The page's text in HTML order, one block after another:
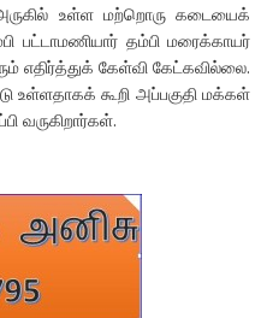
அருகில் உள்ள மற்றொரு கடையைக்
பட்டாமணியார் தம்பி மரைக்காயர்
எதிர்த்துக் கேள்வி கேட்கவில்லை.
உள்ளதாகக் கூறி அப்பகுதி மக்கள்
வருகிறார்கள்.